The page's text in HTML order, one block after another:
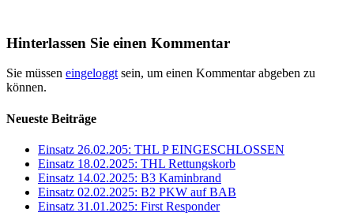
Hinterlassen Sie einen Kommentar
Sie müssen eingeloggt sein, um einen Kommentar abgeben zu
können.
Neueste Beiträge
Einsatz 26.02.205: THL P EINGESCHLOSSEN
Einsatz 18.02.2025: THL Rettungskorb
Einsatz 14.02.2025: B3 Kaminbrand
Einsatz 02.02.2025: B2 PKW auf BAB
Einsatz 31.01.2025: First Responder